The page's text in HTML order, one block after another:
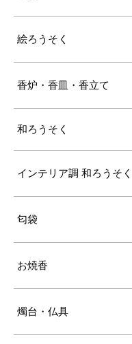
絵ろうそく
香炉・香皿・香立て
和ろうそく
インテリア調 和ろうそく
匂袋
お焼香
燭台・仏具